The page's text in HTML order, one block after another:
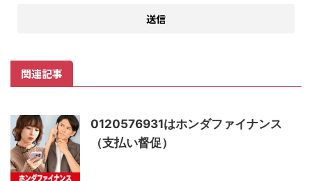
関連記事
0120576931はホンダファイナンス
（支払い督促）